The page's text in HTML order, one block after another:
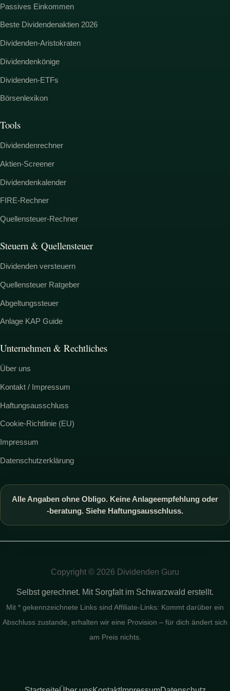
Passives Einkommen
Beste Dividendenaktien 2026
Dividenden-Aristokraten
Dividendenkönige
Dividenden-ETFs
Börsenlexikon
Tools
Dividendenrechner
Aktien-Screener
Dividendenkalender
FIRE-Rechner
Quellensteuer-Rechner
Steuern & Quellensteuer
Dividenden versteuern
Quellensteuer Ratgeber
Abgeltungssteuer
Anlage KAP Guide
Unternehmen & Rechtliches
Über uns
Kontakt / Impressum
Haftungsausschluss
Cookie-Richtlinie (EU)
Impressum
Datenschutzerklärung
Alle Angaben ohne Obligo. Keine Anlageempfehlung oder
-beratung. Siehe Haftungsausschluss.
Copyright © 2026 Dividenden Guru
Selbst gerechnet. Mit Sorgfalt im Schwarzwald erstellt.
Mit * gekennzeichnete Links sind Affiliate-Links: Kommt darüber ein
Abschluss zustande, erhalten wir eine Provision – für dich ändert sich
am Preis nichts.